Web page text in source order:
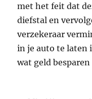
met het feit dat
diefstal en
verzekeraar
in je auto te laten
wat geld